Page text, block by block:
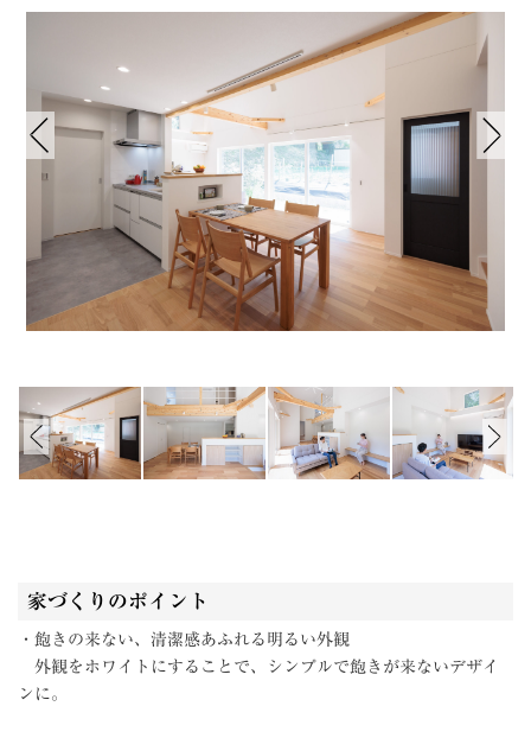
家づくりのポイント
・飽きの来ない、清潔感あふれる明るい外観
外観をホワイトにすることで、シンプルで飽きが来ないデザイ
ンに。